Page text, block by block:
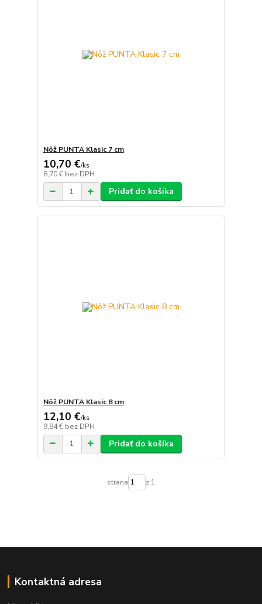
Nôž PUNTA Klasic 7 cm
10,70 €/ks
8,70 € bez DPH
Pridať do košíka
Nôž PUNTA Klasic 8 cm
12,10 €/ks
9,84 € bez DPH
Pridať do košíka
strana z 1
Kontaktná adresa